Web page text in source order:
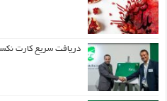
دریافت سریع کارت